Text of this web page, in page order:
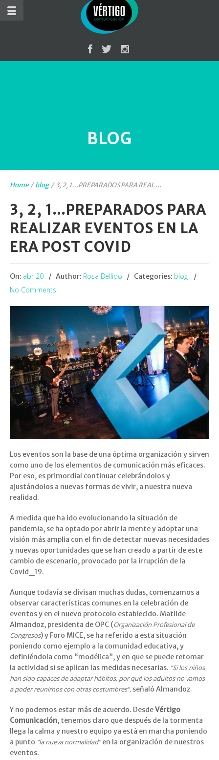
BLOG
Home /blog /3, 2, 1…PREPARADOS PARA REAL ...
3, 2, 1…PREPARADOS PARA
REALIZAR EVENTOS EN LA
ERA POST COVID
On: abr 20 Author: Rosa Bellido Categories: blog
No Comments
Los eventos son la base de una óptima organización y sirven
como uno de los elementos de comunicación más eficaces.
Por eso, es primordial continuar celebrándolos y
ajustándolos a nuevas formas de vivir, a nuestra nueva
realidad.
A medida que ha ido evolucionando la situación de
pandemia, se ha optado por abrir la mente y adoptar una
visión más amplia con el fin de detectar nuevas necesidades
y nuevas oportunidades que se han creado a partir de este
cambio de escenario, provocado por la irrupción de la
Covid_19.
Aunque todavía se divisan muchas dudas, comenzamos a
observar características comunes en la celebración de
eventos y en el nuevo protocolo establecido. Matilde
Almandoz, presidenta de OPC (Organización Profesional de
Congresos) y Foro MICE, se ha referido a esta situación
poniendo como ejemplo a la comunidad educativa, y
definiéndola como “modélica”, y en que se puede retomar
la actividad si se aplican las medidas necesarias. “Si los niños
han sido capaces de adaptar hábitos, por qué los adultos no vamos
a poder reunirnos con otras costumbres”, señaló Almandoz.
Y no podemos estar más de acuerdo. DesdeVértigo
Comunicación, tenemos claro que después de la tormenta
llega la calma y nuestro equipo ya está en marcha poniendo
a punto “la nueva normalidad”en la organización de nuestros
eventos.